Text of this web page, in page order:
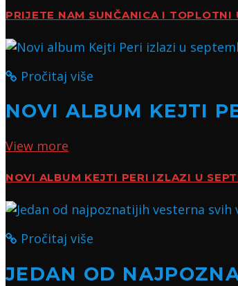
PRIJETE NAM SUNČANICA I TOPLOTNI
Pročitaj više
NOVI ALBUM KEJTI
View more
NOVI ALBUM KEJTI PERI IZLAZI U
Pročitaj više
JEDAN OD